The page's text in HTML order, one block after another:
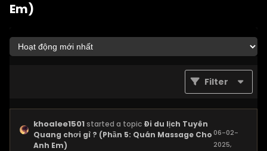
Em)
Filter
khoalee1501started a topic Đi du lịch Tuyên
Quang chơi gì ? (Phần 5: Quán Massage Cho
Anh Em)
06-02-
2025,